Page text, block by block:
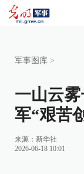
军事图库 >
一山云
军“艰苦
来源： 新华社
2026-06-18 10:01